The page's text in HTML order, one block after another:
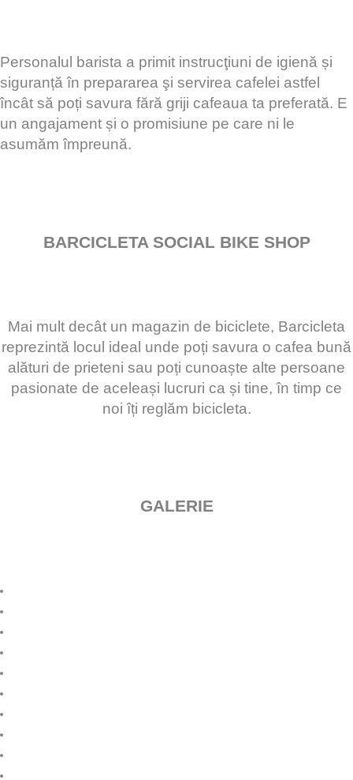
Personalul barista a primit instrucţiuni de igienă și
siguranță în prepararea şi servirea cafelei astfel
încât să poți savura fără griji cafeaua ta preferată. E
un angajament și o promisiune pe care ni le
asumăm împreună.
BARCICLETA SOCIAL BIKE SHOP
Mai mult decât un magazin de biciclete, Barcicleta
reprezintă locul ideal unde poți savura o cafea bună
alături de prieteni sau poți cunoaște alte persoane
pasionate de aceleași lucruri ca și tine, în timp ce
noi îți reglăm bicicleta.
GALERIE